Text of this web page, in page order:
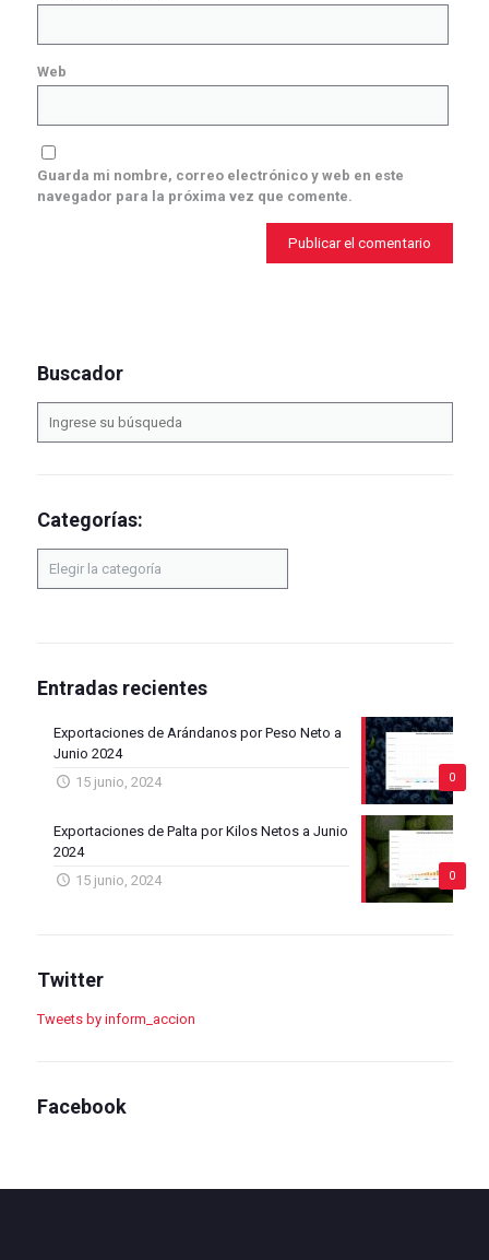
Web
Guarda mi nombre, correo electrónico y web en este
navegador para la próxima vez que comente.
Buscador
Categorías:
Entradas recientes
0
Exportaciones de Arándanos por Peso Neto a
Junio 2024
15 junio, 2024
0
Exportaciones de Palta por Kilos Netos a Junio
2024
15 junio, 2024
Twitter
Tweets by inform_accion
Facebook